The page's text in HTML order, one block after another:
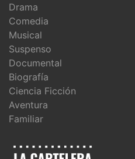
Drama
Comedia
Musical
Suspenso
Documental
Biografía
Ciencia Ficción
Aventura
Familiar